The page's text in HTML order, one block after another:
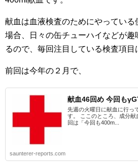
献血は血液検査のためにやってい
場合、日々の缶チューハイなどが趣
るので、毎回注目している検査項目
前回は今年の２月で、
献血46回め 今回も
先週の火曜日に献血に行っ
す。 ここのところ、成分
回は「今回も400m...
saunterer-reports.com